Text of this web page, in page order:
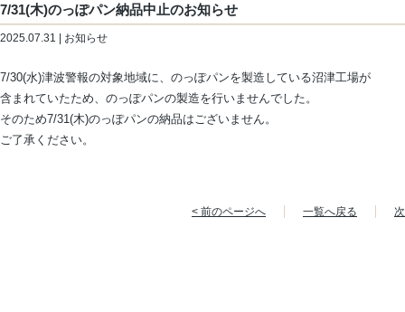
7/31(木)のっぽパン納品中止のお知らせ
2025.07.31 | お知らせ
7/30(水)津波警報の対象地域に、のっぽパンを製造している沼津工場が
含まれていたため、のっぽパンの製造を行いませんでした。
そのため7/31(木)のっぽパンの納品はございません。
ご了承ください。
< 前のページへ 一覧へ戻る